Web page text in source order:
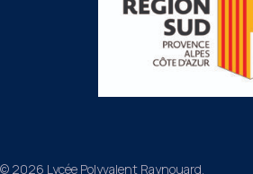
© 2026 Lycée Polyvalent Raynouard.